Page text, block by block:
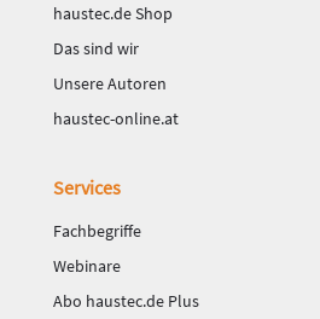
haustec.de Shop
Das sind wir
Unsere Autoren
haustec-online.at
Services
Fachbegriffe
Webinare
Abo haustec.de Plus